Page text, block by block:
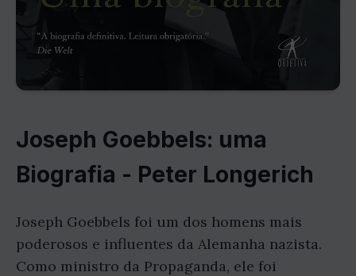
Joseph Goebbels: uma
Biografia - Peter Longerich
Joseph Goebbels foi um dos homens mais
poderosos e influentes da Alemanha nazista.
Como ministro da Propaganda, ele foi